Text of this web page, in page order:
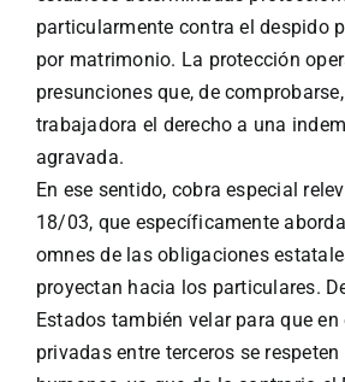
particularmente contra el despido
por matrimonio. La protección
presunciones que, de
trabajadora el derecho a una
agravada.
En ese sentido, cobra especial
18/03, que específicamente
omnes de las obligaciones
proyectan hacia los particulares.
Estados también velar para que
privadas entre terceros se